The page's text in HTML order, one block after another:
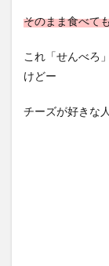
そのまま食べて
これ「せんべろ
けどー
チーズが好きな